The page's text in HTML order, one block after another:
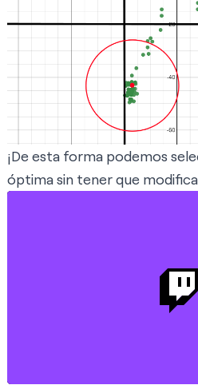
¡De esta forma podemos
óptima sin tener que